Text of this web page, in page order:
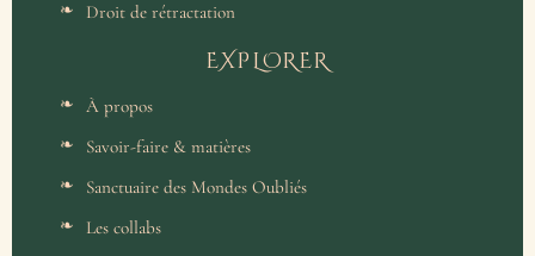
Droit de rétractation
EXPLORER
À propos
Savoir-faire & matières
Sanctuaire des Mondes Oubliés
Les collabs